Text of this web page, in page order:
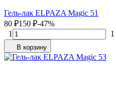
Гель-лак ELPAZA Magic 51
80 ₽150 ₽-47%
1
1
В корзину